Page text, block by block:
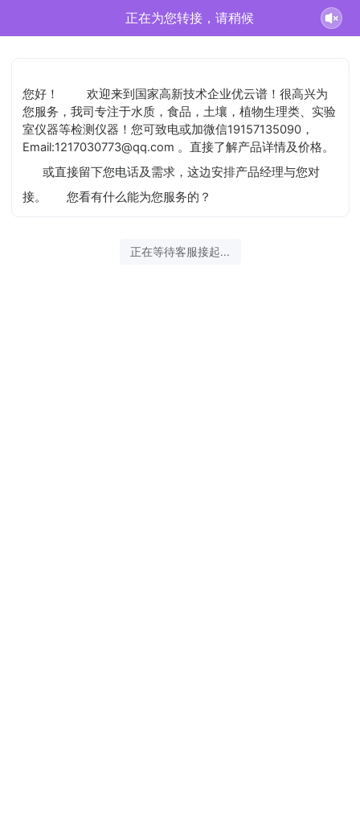
正在为您转接，请稍候
您好！
欢迎来到国家高新技术企业优云谱！很高兴为
您服务，我司专注于水质，食品，土壤，植物生理类、实验
室仪器等检测仪器！您可致电或加微信19157135090，
Email:1217030773@qq.com 。直接了解产品详情及价格。
或直接留下您电话及需求，这边安排产品经理与您对
接。
您看有什么能为您服务的？
正在等待客服接起...